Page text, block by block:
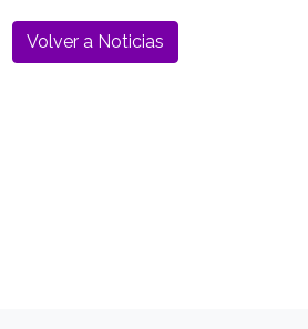
Volver a Noticias